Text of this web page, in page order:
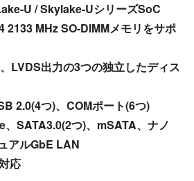
U / Skylake-UシリーズSoC
2133 MHz SO-DIMMメモリをサポ
LVDS出力の3つの独立したディス
2.0(4つ)、COMポート(6つ)
、SATA3.0(2つ)、mSATA、ナノ
アルGbE LAN
応